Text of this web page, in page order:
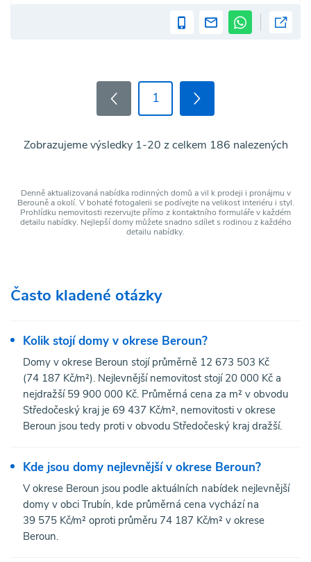
1
Zobrazujeme výsledky 1-20 z celkem 186 nalezených
Denně aktualizovaná nabídka rodinných domů a vil k prodeji i pronájmu v
Berouně a okolí. V bohaté fotogalerii se podívejte na velikost interiéru i styl.
Prohlídku nemovitosti rezervujte přímo z kontaktního formuláře v každém
detailu nabídky. Nejlepší domy můžete snadno sdílet s rodinou z každého
detailu nabídky.
Často kladené otázky
Kolik stojí domy v okrese Beroun?
Domy v okrese Beroun stojí průměrně 12 673 503 Kč
(74 187 Kč/m²). Nejlevnější nemovitost stojí 20 000 Kč a
nejdražší 59 900 000 Kč. Průměrná cena za m² v obvodu
Středočeský kraj je 69 437 Kč/m², nemovitosti v okrese
Beroun jsou tedy proti v obvodu Středočeský kraj dražší.
Kde jsou domy nejlevnější v okrese Beroun?
V okrese Beroun jsou podle aktuálních nabídek nejlevnější
domy v obci Trubín, kde průměrná cena vychází na
39 575 Kč/m² oproti průměru 74 187 Kč/m² v okrese
Beroun.